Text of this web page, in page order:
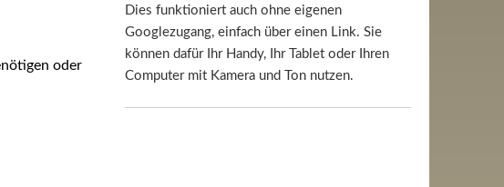
oder
Dies funktioniert auch ohne eigenen
Googlezugang, einfach über einen Link. Sie
können dafür Ihr Handy, Ihr Tablet oder Ihren
Computer mit Kamera und Ton nutzen.